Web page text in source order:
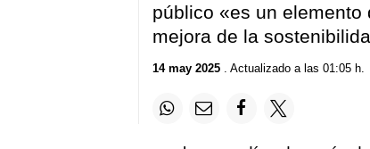
público «es un
mejora de la
14 may 2025. Actualizado a las 01:05 h.